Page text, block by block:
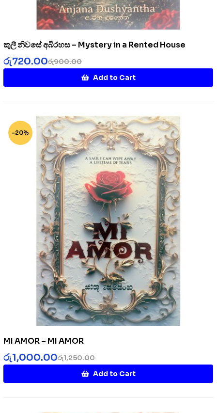
කුලී නිවසේ අබිරහස – Mystery in a Rented House
රු900.00
රු720.00
Add to Cart
-20%
MI AMOR – MI AMOR
රු1,250.00
රු1,000.00
Add to Cart